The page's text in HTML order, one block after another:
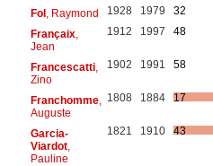
Fol, Raymond 1928 1979
32
Françaix,
Jean
1912 1997 48
Francescatti,
Zino
1902 1991 58
Franchomme,
Auguste
1808 1884 17
Garcia-
Viardot,
Pauline
1821 1910 43